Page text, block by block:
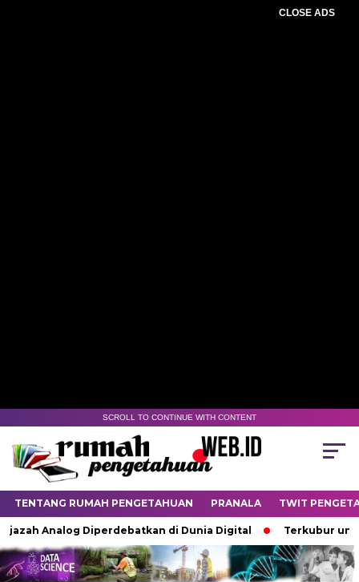
CLOSE ADS
SCROLL TO CONTINUE WITH CONTENT
TENTANG RUMAH PENGETAHUAN PRANALA TWIT
Analog Diperdebatkan di Dunia Digital Terkubur untuk